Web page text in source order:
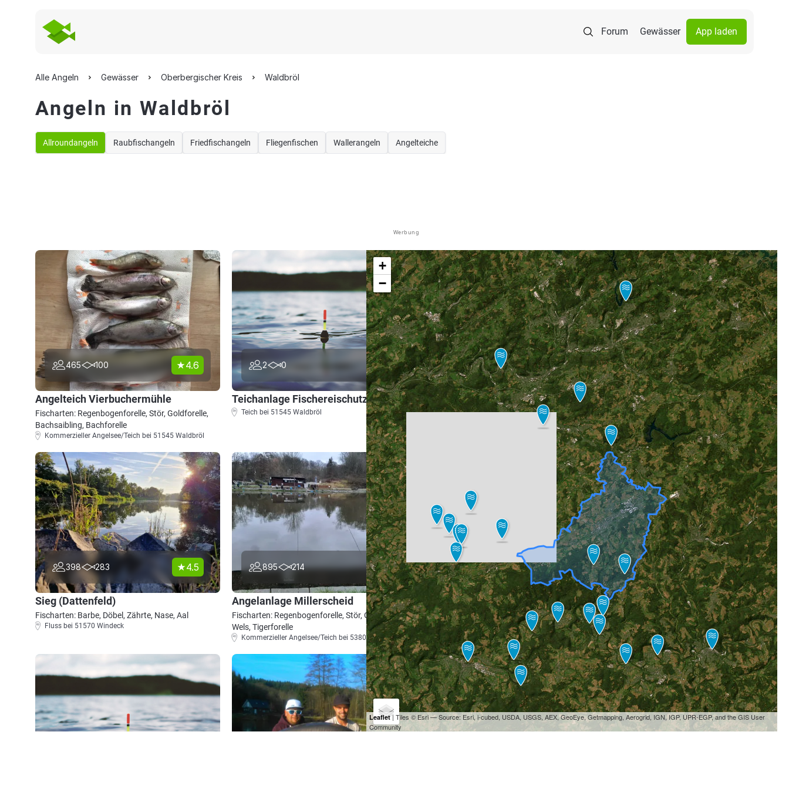
Forum Gewässer App laden
Alle Angeln Gewässer Oberbergischer Kreis Waldbröl
Angeln in Waldbröl
Allroundangeln Raubfischangeln Friedfischangeln Fliegenfischen Wallerangeln Angelteiche
Werbung
465 100 4.6
Angelteich Vierbuchermühle
Fischarten: Regenbogenforelle, Stör, Goldforelle,
Bachsaibling, Bachforelle
Kommerzieller Angelsee/Teich bei 51545 Waldbröl
2 0 0.0
Teich bei 51545 Waldbröl
398 283 4.5
Sieg (Dattenfeld)
Fischarten: Barbe, Döbel, Zährte, Nase, Aal
Fluss bei 51570 Windeck
895 214 4.6
Angelanlage Millerscheid
Fischarten: Regenbogenforelle, Stör, Goldforelle,
Wels, Tigerforelle
Kommerzieller Angelsee/Teich bei 53809 Ruppichteroth
+
−
Leaflet| Tiles © Esri — Source: Esri, i-cubed, USDA, USGS, AEX, GeoEye, Getmapping, Aerogrid, IGN, IGP, UPR-EGP, and the GIS User
Community